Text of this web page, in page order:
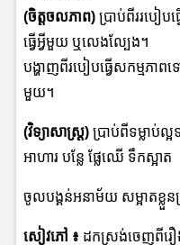
(ចិត្តចលភាព) ប្រាប់ពីររបៀប
ធ្វើអ្វីមួយ ឬលេងល្បែង។
បង្ហាញពីរបៀបធ្វើសកម្មភាព
មួយ។
(វិទ្យាសាស្រ្ត)ប្រាប់ពីទម្លាប់
អាហារ បន្លែ ផ្លែឈើ ទឹកស្អាត
ចូលបង្គន់អនាម័យ សម្អាតខ្លួ
សៀវភៅ ៖ ដកស្រង់ចេញពីរឿ